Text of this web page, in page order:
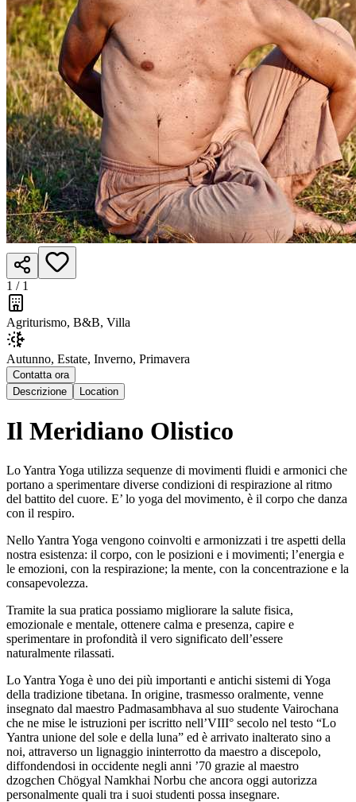
1 / 1
Agriturismo, B&B, Villa
Autunno, Estate, Inverno, Primavera
Contatta ora
Descrizione
Location
Il Meridiano Olistico
Lo Yantra Yoga utilizza sequenze di movimenti fluidi e armonici che
portano a sperimentare diverse condizioni di respirazione al ritmo
del battito del cuore. E’ lo yoga del movimento, è il corpo che danza
con il respiro.
Nello Yantra Yoga vengono coinvolti e armonizzati i tre aspetti della
nostra esistenza: il corpo, con le posizioni e i movimenti; l’energia e
le emozioni, con la respirazione; la mente, con la concentrazione e la
consapevolezza.
Tramite la sua pratica possiamo migliorare la salute fisica,
emozionale e mentale, ottenere calma e presenza, capire e
sperimentare in profondità il vero significato dell’essere
naturalmente rilassati.
Lo Yantra Yoga è uno dei più importanti e antichi sistemi di Yoga
della tradizione tibetana. In origine, trasmesso oralmente, venne
insegnato dal maestro Padmasambhava al suo studente Vairochana
che ne mise le istruzioni per iscritto nell’VIII° secolo nel testo “Lo
Yantra unione del sole e della luna” ed è arrivato inalterato sino a
noi, attraverso un lignaggio ininterrotto da maestro a discepolo,
diffondendosi in occidente negli anni ’70 grazie al maestro
dzogchen Chögyal Namkhai Norbu che ancora oggi autorizza
personalmente quali tra i suoi studenti possa insegnare.